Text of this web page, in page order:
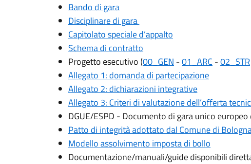
Bando di gara
Disciplinare di gara
Capitolato speciale d’appalto
Schema di contratto
Progetto esecutivo (00_GEN -01_ARC -02_STR
Allegato 1: domanda di partecipazione
Allegato 2: dichiarazioni integrative
Allegato 3: Criteri di valutazione dell’offerta
DGUE/ESPD - Documento di gara unico
Patto di integrità adottato dal Comune di
Modello assolvimento imposta di bollo
Documentazione/manuali/guide disponibili